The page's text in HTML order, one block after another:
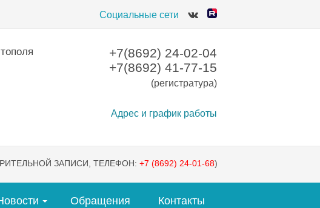
Социальные сети
+7(8692) 24-02-04
+7(8692) 41-77-15
(регистратура)
Адрес и график работы
ЗАПИСИ, ТЕЛЕФОН: +7 (8692) 24-01-68)
Обращения Контакты